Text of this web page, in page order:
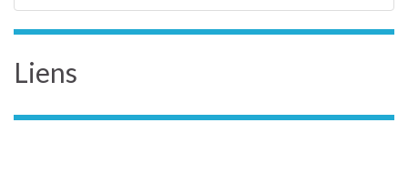
Liens